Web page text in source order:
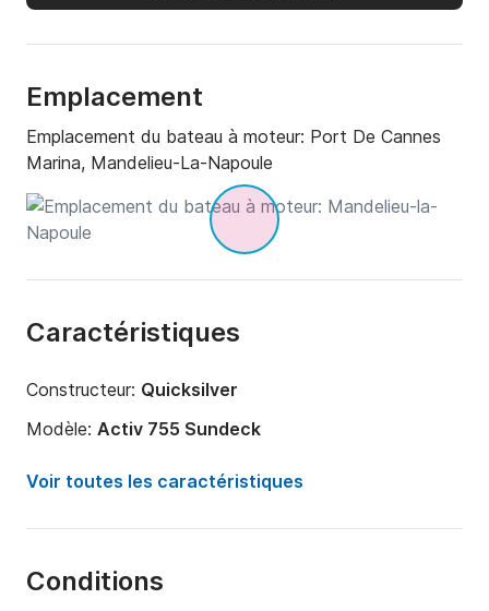
Emplacement
Emplacement du bateau à moteur: Port De Cannes
Marina, Mandelieu-La-Napoule
Caractéristiques
Constructeur: Quicksilver
Modèle: Activ 755 Sundeck
Capacité à bord:
Voir toutes les caractéristiques
Conditions